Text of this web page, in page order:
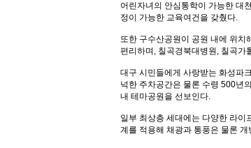
어린자녀의 안심통학이 가능한 대
정이 가능한 교육여건을 갖췄다.
또한 구수산공원이 공원 내에 위치
편리하며, 칠곡경북대병원, 칠곡가
대구 시민들에게 사랑받는 화성파
넉한 주차공간은 물론 수령 500년
내 테마공원을 선보인다.
일부 최상층 세대에는 다양한 라이
계를 적용해 채광과 통풍은 물론